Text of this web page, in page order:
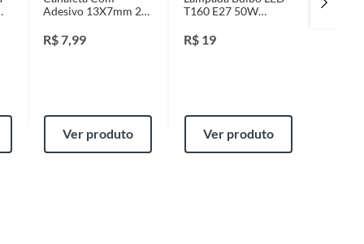
Adesivo 13X7mm 2
R$7,99
Ver produto
T160 E27 50W
R$ 19
Ver produto
Stella